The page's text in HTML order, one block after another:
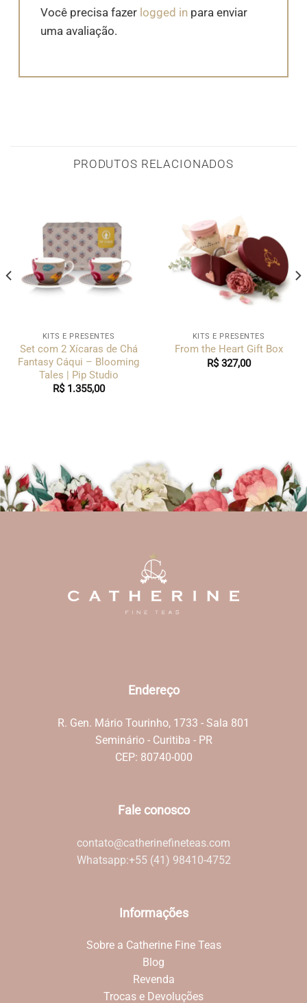
Você precisa fazer logged in para enviar
uma avaliação.
PRODUTOS RELACIONADOS
KITS E PRESENTES
Set com 2 Xícaras de Chá
Fantasy Cáqui – Blooming
Tales | Pip Studio
R$1.355,00
KITS E PRESENTES
From the Heart Gift Box
R$327,00
Endereço
R. Gen. Mário Tourinho, 1733 - Sala 801
Seminário - Curitiba - PR
CEP: 80740-000
Fale conosco
contato@catherinefineteas.com
Whatsapp:+55 (41) 98410-4752
Informações
Sobre a Catherine Fine Teas
Blog
Revenda
Trocas e Devoluções